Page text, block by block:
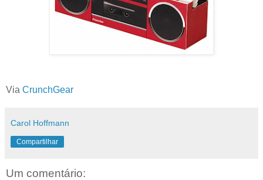
Via CrunchGear
Carol Hoffmann
Compartilhar
Um comentário: